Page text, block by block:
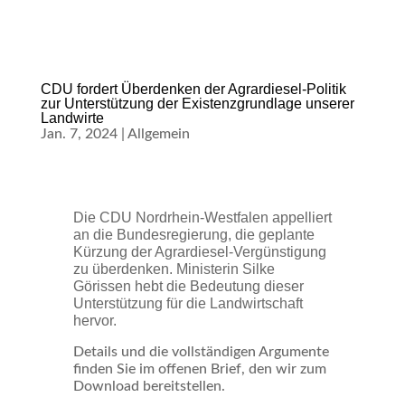
CDU fordert Überdenken der Agrardiesel-Politik
zur Unterstützung der Existenzgrundlage unserer
Landwirte
Jan. 7, 2024| Allgemein
Die CDU Nordrhein-Westfalen appelliert
an die Bundesregierung, die geplante
Kürzung der Agrardiesel-Vergünstigung
zu überdenken. Ministerin Silke
Görissen hebt die Bedeutung dieser
Unterstützung für die Landwirtschaft
hervor.
Details und die vollständigen Argumente
finden Sie im offenen Brief, den wir zum
Download bereitstellen.